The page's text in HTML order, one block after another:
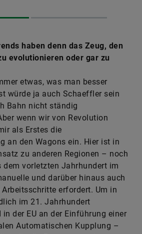
haben denn das Zeug, den
evolutionieren oder gar zu
etwas, was man besser
würde ja auch Schaeffler sein
Bahn nicht ständig
wenn wir von Revolution
als Erstes die
an den Wagons ein. Hier ist in
zu anderen Regionen – noch
dem vorletzten Jahrhundert im
und darüber hinaus auch
erfordert. Um in
im 21. Jahrhundert
der EU an der Einführung einer
Automatischen Kupplung –